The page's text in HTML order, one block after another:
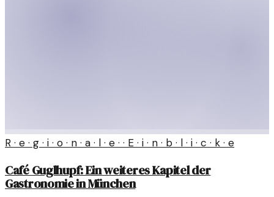
R · e · g · i · o · n · a · l · e · · E · i · n · b · l · i · c · k · e
Café Guglhupf: Ein weiteres Kapitel der
Gastronomie in München